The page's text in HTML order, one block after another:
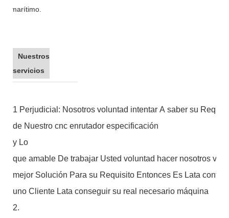
marítimo.
Nuestros
servicios
1 Perjudicial: Nosotros voluntad intentar A saber su
de Nuestro cnc enrutador especificación
y Lo
que amable De trabajar Usted voluntad hacer nosotros
mejor Solución Para su Requisito Entonces Es Lata
uno Cliente Lata conseguir su real necesario máquina
2.